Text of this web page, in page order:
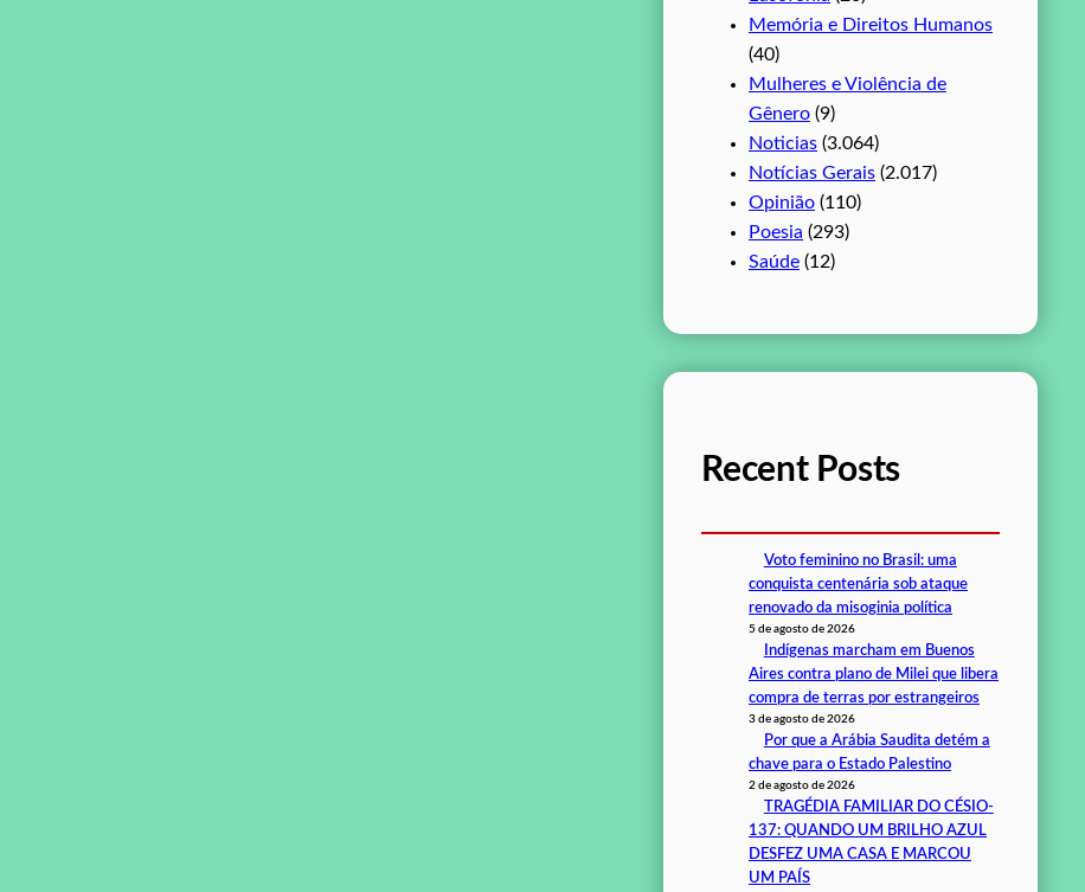
Memória e Direitos Humanos
(40)
Mulheres e Violência de
Gênero (9)
Noticias (3.064)
Notícias Gerais (2.017)
Opinião (110)
Poesia (293)
Saúde (12)
Recent Posts
Voto feminino no Brasil: uma
conquista centenária sob ataque
renovado da misoginia política
5 de agosto de 2026
Indígenas marcham em Buenos
Aires contra plano de Milei que libera
compra de terras por estrangeiros
3 de agosto de 2026
Por que a Arábia Saudita detém a
chave para o Estado Palestino
2 de agosto de 2026
TRAGÉDIA FAMILIAR DO CÉSIO-
137: QUANDO UM BRILHO AZUL
DESFEZ UMA CASA E MARCOU
UM PAÍS